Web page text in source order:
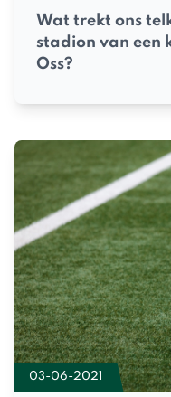
Wat trekt ons
stadion van een
Oss?
03-06-2021